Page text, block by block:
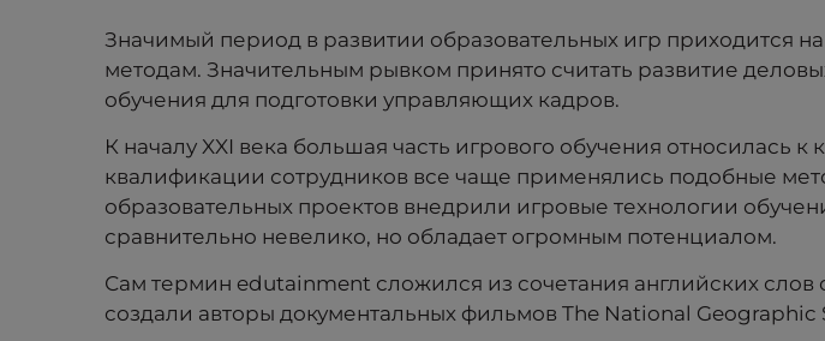
Значимый период в развитии образовательных игр приходится
методам. Значительным рывком принято считать развитие
обучения для подготовки управляющих кадров.
К началу XXI века большая часть игрового обучения
квалификации сотрудников все чаще применялись подобные
образовательных проектов внедрили игровые технологии
сравнительно невелико, но обладает огромным потенциалом.
Сам термин edutainment сложился из сочетания английских
создали авторы документальных фильмов The National Geographic